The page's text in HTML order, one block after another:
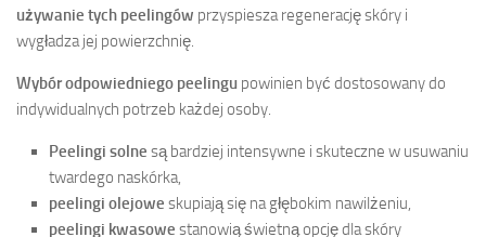
używanie tych peelingów przyspiesza regenerację skóry i
wygładza jej powierzchnię.
Wybór odpowiedniego peelingu powinien być dostosowany do
indywidualnych potrzeb każdej osoby.
Peelingi solne są bardziej intensywne i skuteczne w usuwaniu
twardego naskórka,
peelingi olejowe skupiają się na głębokim nawilżeniu,
peelingi kwasowe stanowią świetną opcję dla skóry